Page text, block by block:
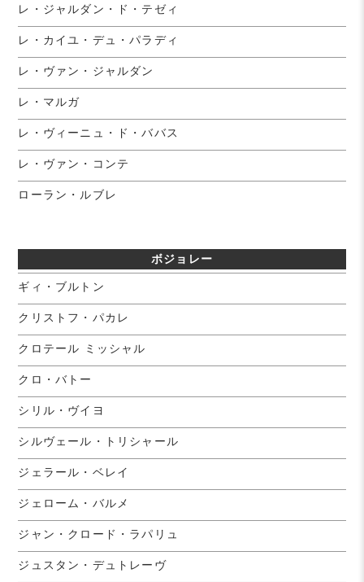
レ・ジャルダン・ド・テゼィ
レ・カイユ・デュ・パラディ
レ・ヴァン・ジャルダン
レ・マルガ
レ・ヴィーニュ・ド・ババス
レ・ヴァン・コンテ
ローラン・ルブレ
ボジョレー
ギィ・ブルトン
クリストフ・パカレ
クロテール ミッシャル
クロ・バトー
シリル・ヴイヨ
シルヴェール・トリシャール
ジェラール・ベレイ
ジェローム・バルメ
ジャン・クロード・ラパリュ
ジュスタン・デュトレーヴ